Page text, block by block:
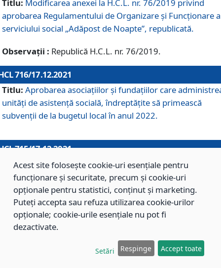
Titlu: Modificarea anexei la H.C.L. nr. 76/2019 privind
aprobarea Regulamentului de Organizare şi Funcționare
serviciului social „Adăpost de Noapte”, republicată.
Observații : Republică H.C.L. nr. 76/2019.
716/17.12.2021
Titlu: Aprobarea asociaţiilor şi fundaţiilor care
unităţi de asistenţă socială, îndreptăţite să primească
subvenţii de la bugetul local în anul 2022.
715/17.12.2021
Titlu: Aprobarea Planului de acţiuni sau lucrări de interes
local pentru anul 2022.
714/17.12.2021
Titlu: Modificarea Anexei la H.C.L. nr. 709/2020 privind
aprobarea Regulamentului de Organizare şi Funcţionare
Direcţiei de Asistenţă Socială Braşov.
Acest site folosește cookie-uri esențiale pentru
funcționare și securitate, precum și cookie-uri
opționale pentru statistici, conținut și marketing.
Puteți accepta sau refuza utilizarea cookie-urilor
opționale; cookie-urile esențiale nu pot fi
dezactivate.
Setări Respinge Accept toate